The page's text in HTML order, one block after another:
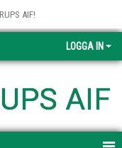
AIF!
LOGGA IN
AIF